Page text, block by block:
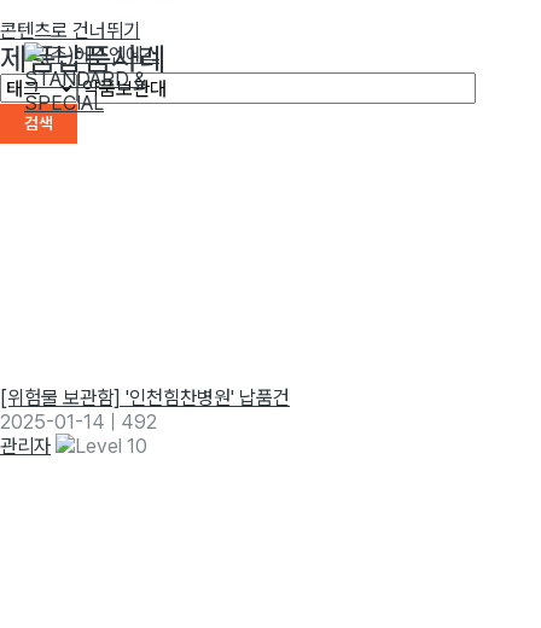
콘텐츠로 건너뛰기
제품납품사례
검색
[위험물 보관함] '인천힘찬병원' 납품건
2025-01-14 | 492
관리자